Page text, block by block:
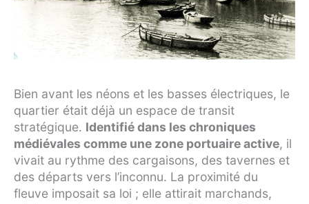
Bien avant les néons et les basses électriques, le
quartier était déjà un espace de transit
stratégique. Identifié dans les chroniques
médiévales comme une zone portuaire active, il
vivait au rythme des cargaisons, des tavernes et
des départs vers l’inconnu. La proximité du
fleuve imposait sa loi ; elle attirait marchands,